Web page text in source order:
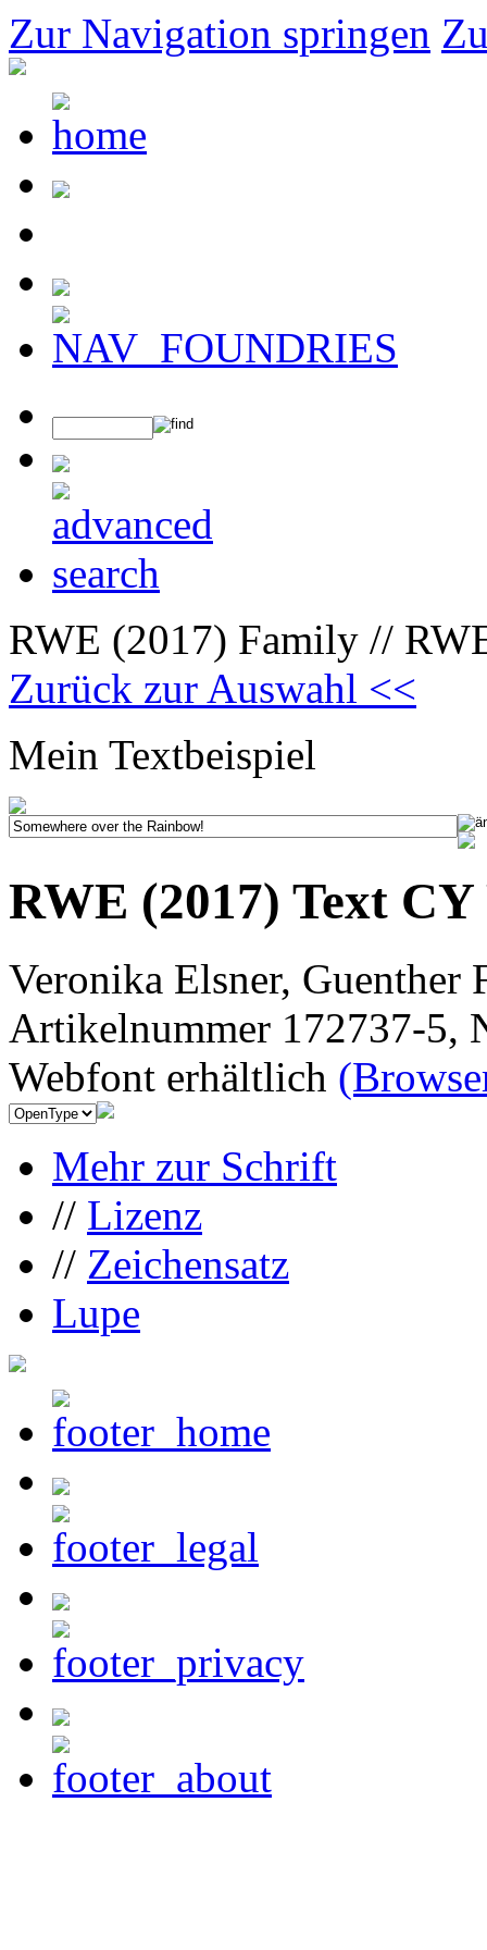
Zur Navigation springen
RWE (2017) Family //
Zurück zur Auswahl <<
Mein Textbeispiel
RWE (2017) Text
Veronika Elsner, Guenther
Artikelnummer 172737-5,
Webfont erhältlich
Mehr zur Schrift
// Lizenz
// Zeichensatz
Lupe